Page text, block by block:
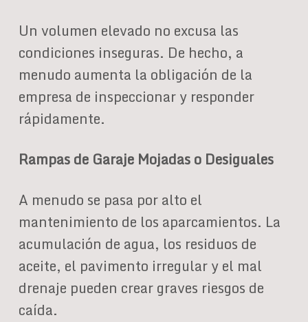
Un volumen elevado no excusa las
condiciones inseguras. De hecho, a
menudo aumenta la obligación de la
empresa de inspeccionar y responder
rápidamente.
Rampas de Garaje Mojadas o Desiguales
A menudo se pasa por alto el
mantenimiento de los aparcamientos. La
acumulación de agua, los residuos de
aceite, el pavimento irregular y el mal
drenaje pueden crear graves riesgos de
caída.